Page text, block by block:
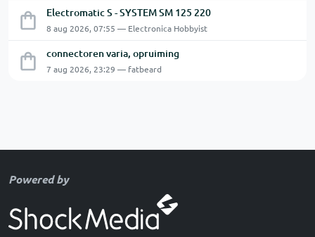
Electromatic S - SYSTEM SM 125 220
8 aug 2026, 07:55 — Electronica Hobbyist
connectoren varia, opruiming
7 aug 2026, 23:29 — fatbeard
Powered by